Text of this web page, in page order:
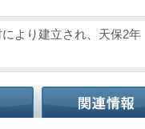
より建立され、天保2年